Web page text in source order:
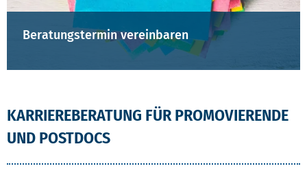
Beratungstermin vereinbaren
KARRIEREBERATUNG FÜR PROMOVIERENDE
UND POSTDOCS